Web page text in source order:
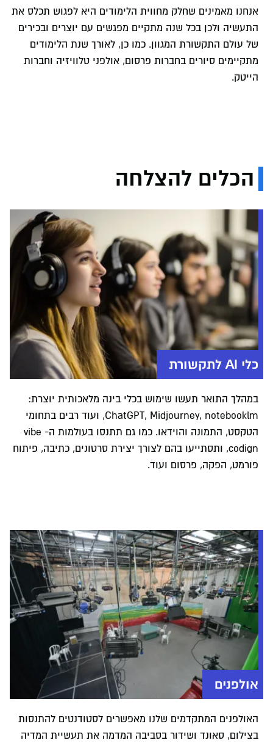
אנחנו מאמינים שחלק מחווית הלימודים היא לפגוש תכלס את
התעשיה ולכן בכל שנה מתקיים מפגשים עם יוצרים ובכירים
של עולם התקשורת המגוון. כמו כן, לאורך שנת הלימודים
מתקיימים סיורים בחברות פרסום, אולפני טלוויזיה וחברות
הייטק.
הכלים להצלחה
כלי AI לתקשורת
במהלך התואר תעשו שימוש בכלי בינה מלאכותית יוצרת:
ChatGPT, Midjourney, notebooklm, ועוד רבים בתחומי
הטקסט, התמונה והוידאו. כמו גם תתנסו בעולמות ה- vibe
codign, ותסתייעו בהם לצורך יצירת סרטונים, כתיבה, פיתוח
פורמט, הפקה, פרסום ועוד.
אולפנים
האולפנים המתקדמים שלנו מאפשרים לסטודנטים להתנסות
בצילום, סאונד ושידור בסביבה המדמה את תעשיית המדיה